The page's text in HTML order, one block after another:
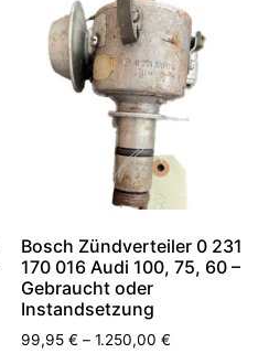
Bosch Zündverteiler 0 231
170 016 Audi 100, 75, 60 –
Gebraucht oder
Instandsetzung
99,95 € – 1.250,00 €